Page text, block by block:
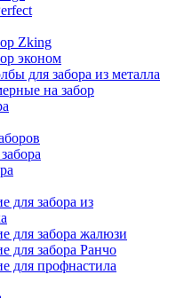
Zking
эконом
для забора из металла
на забор
для забора из
для забора жалюзи
для забора Ранчо
для профнастила